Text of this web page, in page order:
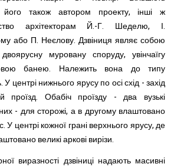
його також автором проекту, інші ж
архітекторам Й.-Г. Шеделю, І.
або П. Неєлову. Дзвіниця являє собою
муровану споруду, увінчаїгу
банею. Належить вона до типу
центрі нижнього ярусу по осі схід - захід
проїзд. Обабіч проїзду - два вузькі
- для сторожі, а в другому влаштовано
У центрі кожної грані верхнього ярусу, де
великі аркові вирізи.
виразності дзвіниці надають масивні